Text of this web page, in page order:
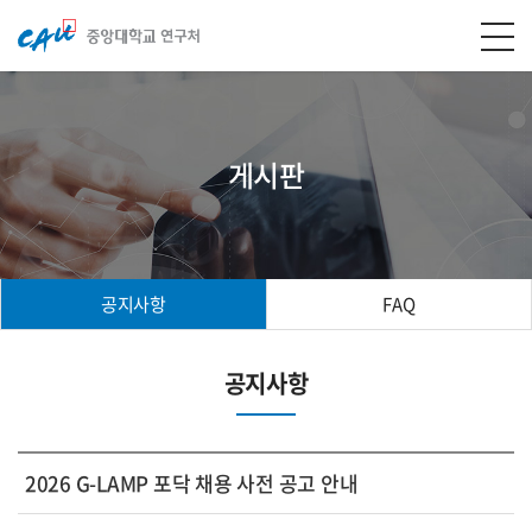
게시판
공지사항 FAQ
공지사항
2026 G-LAMP 포닥 채용 사전 공고 안내